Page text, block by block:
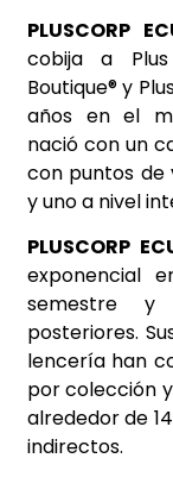
PLUSCORP
cobija a
Boutique® y
años en el
nació con un
con puntos
y uno a nivel
PLUSCORP
exponencial
semestre y
posteriores.
lencería han
por colección
alrededor de
indirectos.